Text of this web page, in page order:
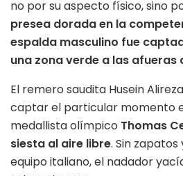
no por su aspecto físico, sino
presea dorada en la
espalda masculino fue
una zona verde a las afueras
El remero saudita Husein
captar el particular momento
medallista olímpico Thomas
siesta al aire libre. Sin
equipo italiano, el nadador